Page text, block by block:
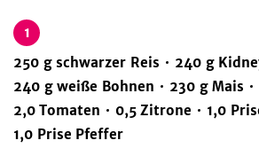
1
250 g schwarzer Reis 240 g
240 g weiße Bohnen 230 g Mais
2,0 Tomaten 0,5 Zitrone 1,0
1,0 Prise Pfeffer